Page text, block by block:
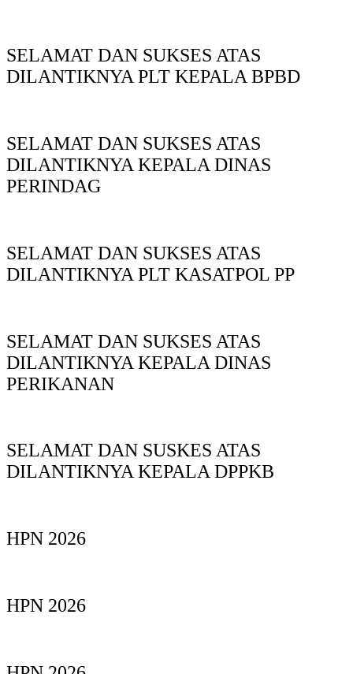
SELAMAT DAN SUKSES ATAS
DILANTIKNYA PLT KEPALA BPBD
SELAMAT DAN SUKSES ATAS
DILANTIKNYA KEPALA DINAS
PERINDAG
SELAMAT DAN SUKSES ATAS
DILANTIKNYA PLT KASATPOL PP
SELAMAT DAN SUKSES ATAS
DILANTIKNYA KEPALA DINAS
PERIKANAN
SELAMAT DAN SUSKES ATAS
DILANTIKNYA KEPALA DPPKB
HPN 2026
HPN 2026